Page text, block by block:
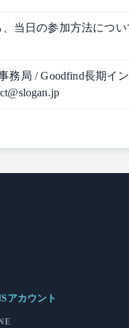
当日の参加方法につ
務局 / Goodfind長期イ
アカウント